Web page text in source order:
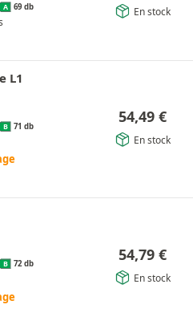
A 69 db En stock
L1
B 71 db 54,49 €
En stock
B 72 db 54,79 €
En stock